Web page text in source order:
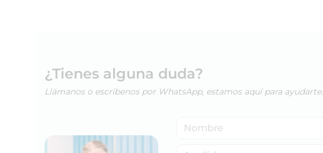
¿Tienes alguna duda?
Llámanos o escríbenos por WhatsApp, estamos aquí para ayudarte.